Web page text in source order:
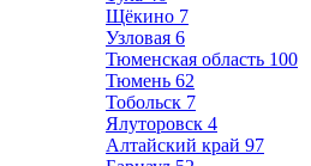
Щёкино 7
Узловая 6
Тюменская область 100
Тюмень 62
Тобольск 7
Ялуторовск 4
Алтайский край 97